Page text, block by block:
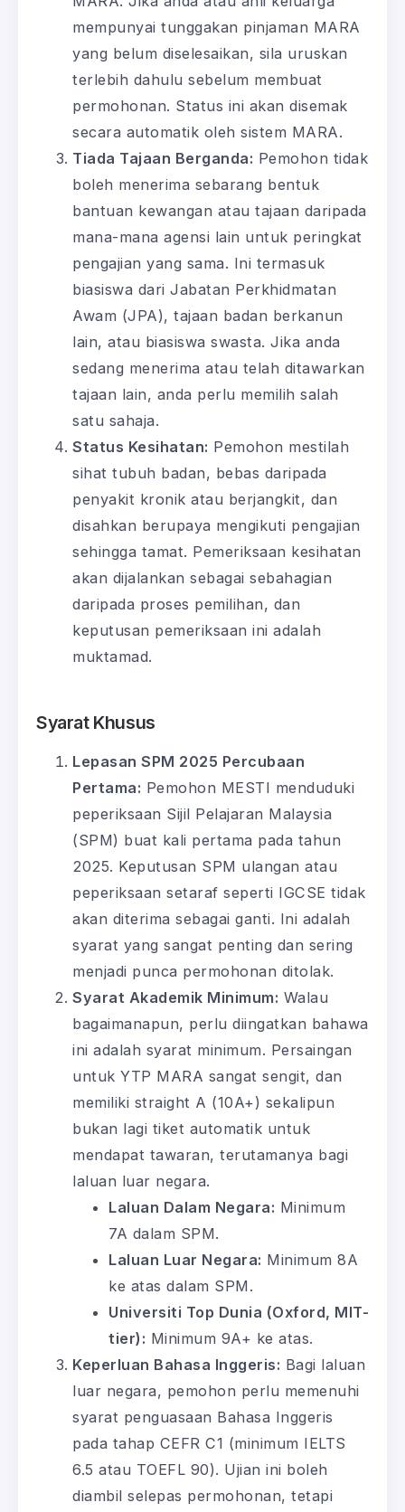
mempunyai tunggakan pinjaman MARA
yang belum diselesaikan, sila uruskan
terlebih dahulu sebelum membuat
permohonan. Status ini akan disemak
secara automatik oleh sistem MARA.
Tiada Tajaan Berganda: Pemohon tidak
boleh menerima sebarang bentuk
bantuan kewangan atau tajaan daripada
mana-mana agensi lain untuk peringkat
pengajian yang sama. Ini termasuk
biasiswa dari Jabatan Perkhidmatan
Awam (JPA), tajaan badan berkanun
lain, atau biasiswa swasta. Jika anda
sedang menerima atau telah ditawarkan
tajaan lain, anda perlu memilih salah
satu sahaja.
Status Kesihatan: Pemohon mestilah
sihat tubuh badan, bebas daripada
penyakit kronik atau berjangkit, dan
disahkan berupaya mengikuti pengajian
sehingga tamat. Pemeriksaan kesihatan
akan dijalankan sebagai sebahagian
daripada proses pemilihan, dan
keputusan pemeriksaan ini adalah
muktamad.
Syarat Khusus
Lepasan SPM 2025 Percubaan
Pertama: Pemohon MESTI menduduki
peperiksaan Sijil Pelajaran Malaysia
(SPM) buat kali pertama pada tahun
2025. Keputusan SPM ulangan atau
peperiksaan setaraf seperti IGCSE tidak
akan diterima sebagai ganti. Ini adalah
syarat yang sangat penting dan sering
menjadi punca permohonan ditolak.
Syarat Akademik Minimum: Walau
bagaimanapun, perlu diingatkan bahawa
ini adalah syarat minimum. Persaingan
untuk YTP MARA sangat sengit, dan
memiliki straight A (10A+) sekalipun
bukan lagi tiket automatik untuk
mendapat tawaran, terutamanya bagi
laluan luar negara.
Laluan Dalam Negara: Minimum
7A dalam SPM.
Laluan Luar Negara: Minimum 8A
ke atas dalam SPM.
Universiti Top Dunia (Oxford, MIT-
tier): Minimum 9A+ ke atas.
Keperluan Bahasa Inggeris: Bagi laluan
luar negara, pemohon perlu memenuhi
syarat penguasaan Bahasa Inggeris
pada tahap CEFR C1 (minimum IELTS
6.5 atau TOEFL 90). Ujian ini boleh
diambil selepas permohonan, tetapi